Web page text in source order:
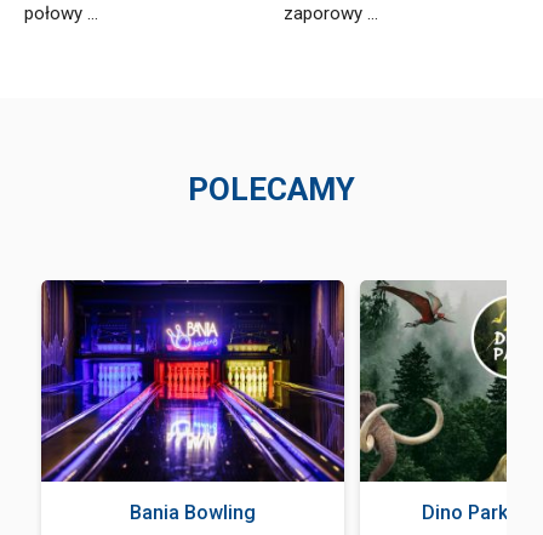
połowy ...
zaporowy ...
POLECAMY
Bania Bowling Dino Park